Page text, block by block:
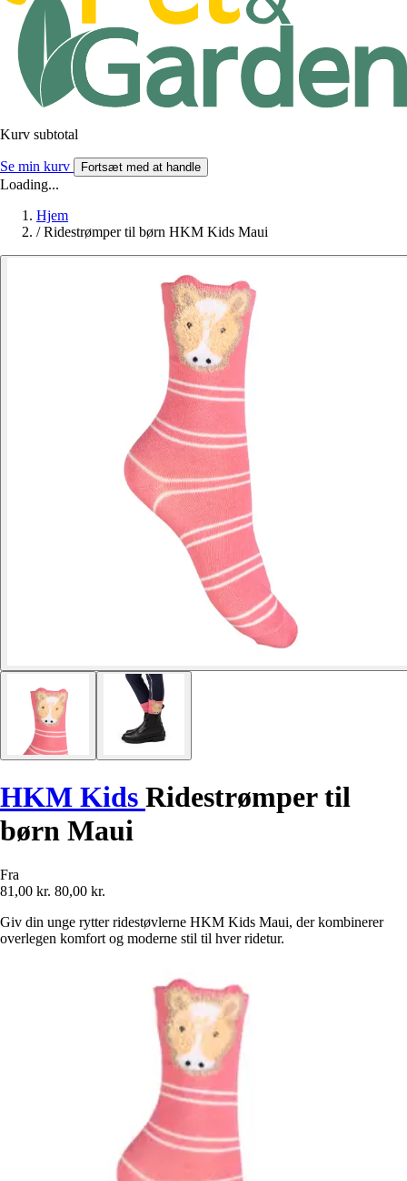
Kurv subtotal
Se min kurv Fortsæt med at handle
Loading...
Hjem
/ Ridestrømper til børn HKM Kids Maui
HKM Kids Ridestrømper til
børn Maui
Fra
81,00 kr. 80,00 kr.
Giv din unge rytter ridestøvlerne HKM Kids Maui, der kombinerer
overlegen komfort og moderne stil til hver ridetur.